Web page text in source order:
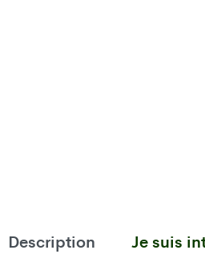
Description Je suis